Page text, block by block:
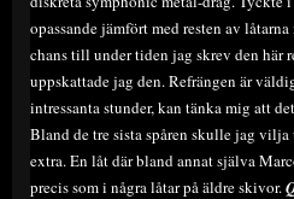
opassande jämfört med resten av
chans till under tiden jag skrev den här
uppskattade jag den. Refrängen är
intressanta stunder, kan tänka mig att
Bland de tre sista spåren skulle jag vilja
extra. En låt där bland annat själva
precis som i några låtar på äldre skivor.